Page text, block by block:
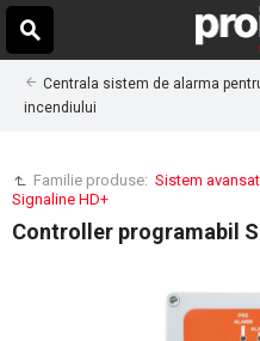
Centrala sistem de alarma
incendiului
Familie produse: Sistem
Signaline HD+
Controller programabil